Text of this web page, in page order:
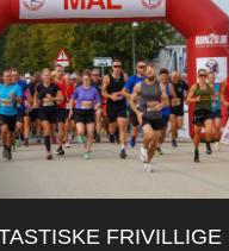
FRIVILLIGE